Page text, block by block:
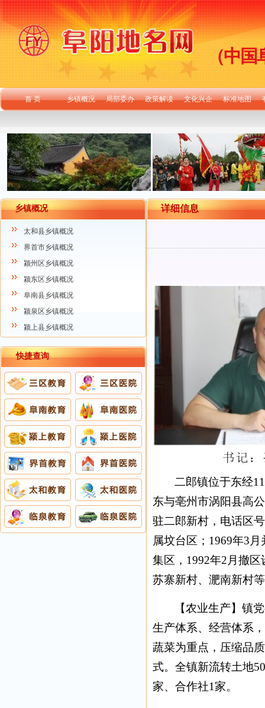
（中
首 页 乡镇概况 局部委办 政策解读 文化兴企 标准地图
乡镇概况
太和县乡镇概况
界首市乡镇概况
颍州区乡镇概况
颍东区乡镇概况
阜南县乡镇概况
颍泉区乡镇概况
颍上县乡镇概况
快捷查询
详细信息
二郎镇位于东经
东与亳州市涡阳县高
驻二郎新村，电话区
属坟台区；1969年3
集区，1992年2月撤
苏寨新村、淝南新村
【农业生产】镇
生产体系、经营体系
蔬菜为重点，压缩品
式。全镇新流转土地
家、合作社1家。